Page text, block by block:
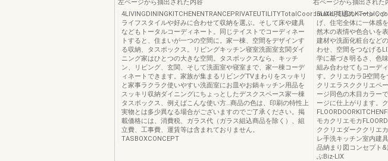
左ページから抽出された内容
ライフスタイルや好みに合わせて収納を選ぶ。そして床や建具
などもトータルコーディネート。同じテイストでコーディネー
トすると、住まいが一つの空間に。家一棟、空間をデザインす
る収納、タスボックス。リビングキッチン寝室洗面室玄関ダイ
ニング家はひとつの大きな空間。タスボックスなら、キッチ
ン、リビング、玄関、そして洗面室や寝室まで、家一棟コーデ
ィネートできます。家族が集まるリビングTVまわりをスッキリ
と家事ラクラク使いやすい洗面室にお皿やお鍋キッチン用品を
スッキリ収納ダイニングにちょっとしたデスクスペース家一棟
タスボックス、例えばこんな使い方…商品の色は、印刷の特性上
実物とは多少異なる場合がございますのでご了承ください。掲
載価格には、消費税、ガラス代（ガラス組込商品を除く）、組
立費、工事費、運賃等は含まれておりません。
TASBOXCONCEPT
右ページから抽出された
5LIXIL共通のベーシッ
げ、住宅全体に一体感
然木の表情や色合いを
建材や洗面化粧台など
わせ、空間をつなげる
学に基づき明るさ、色
組み合わせてもコーデ
す。クリエカラー̶空間
クリエラスククリエペ
ージ同色の木目カラー
ージに仕上がります。
モカクリエモカ
ククリエダーククリエ
レ手洗キッチン室内建
品納まり図コンセプト
ぶBiz-LIX